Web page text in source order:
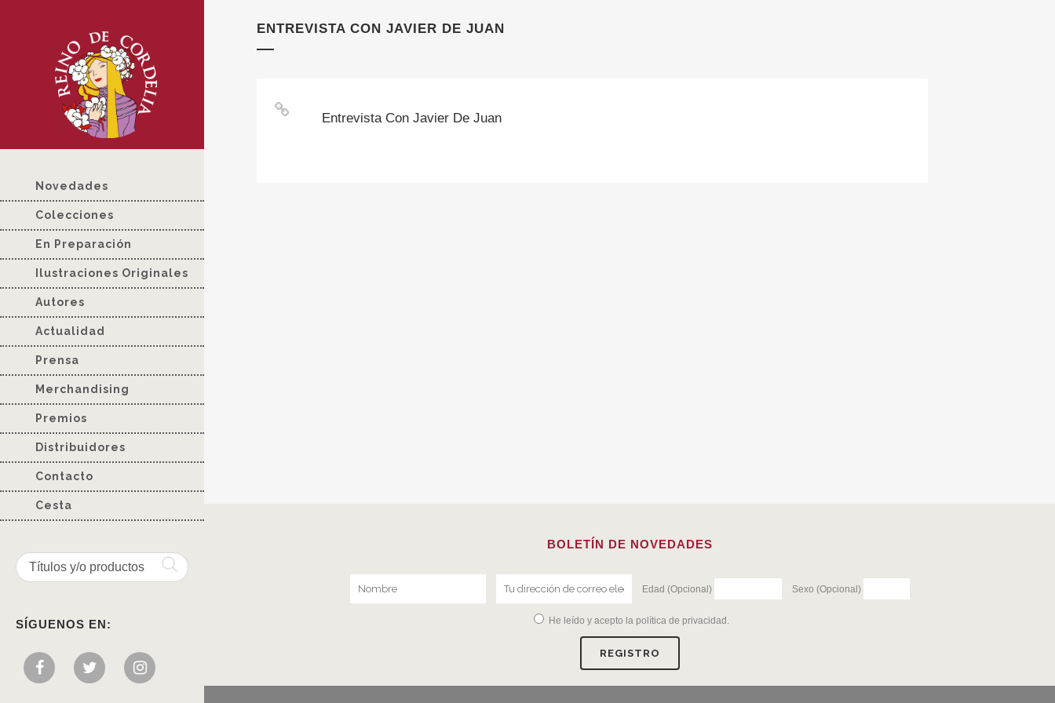
Novedades
Colecciones
En Preparación
Ilustraciones Originales
Autores
Actualidad
Prensa
Merchandising
Premios
Distribuidores
Contacto
Cesta
SÍGUENOS EN:
ENTREVISTA CON JAVIER DE JUAN
Entrevista Con Javier De Juan
BOLETÍN DE NOVEDADES
Edad (Opcional) Sexo (Opcional)
He leído y acepto la política de privacidad .